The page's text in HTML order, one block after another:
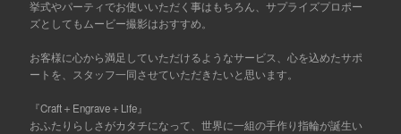
挙式やパーティでお使いいただく事はもちろん、サプライズプロポー
ズとしてもムービー撮影はおすすめ。
お客様に心から満足していただけるようなサービス、心を込めたサポ
ートを、スタッフ一同させていただきたいと思います。
『Craft＋Engrave＋Life』
おふたりらしさがカタチになって、世界に一組の手作り指輪が誕生い